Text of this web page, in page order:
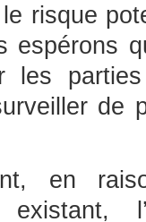
risque
espérons
les
de
en
existant,